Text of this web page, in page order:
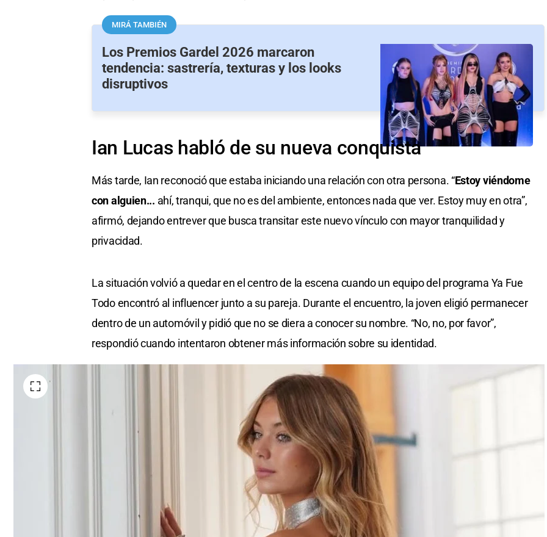
MIRÁ TAMBIÉN
Los Premios Gardel 2026 marcaron
tendencia: sastrería, texturas y los looks
disruptivos
Ian Lucas habló de su nueva conquista
Más tarde, Ian reconoció que estaba iniciando una relación con otra persona. “Estoy viéndome
con alguien... ahí, tranqui, que no es del ambiente, entonces nada que ver. Estoy muy en otra”,
afirmó, dejando entrever que busca transitar este nuevo vínculo con mayor tranquilidad y
privacidad.
La situación volvió a quedar en el centro de la escena cuando un equipo del programa Ya Fue
Todo encontró al influencer junto a su pareja. Durante el encuentro, la joven eligió permanecer
dentro de un automóvil y pidió que no se diera a conocer su nombre. “No, no, por favor”,
respondió cuando intentaron obtener más información sobre su identidad.